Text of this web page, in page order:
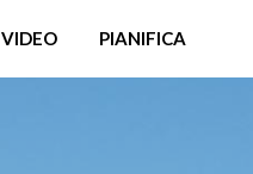
VIDEO PIANIFICA